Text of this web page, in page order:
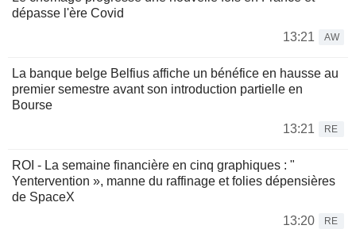
dépasse l'ère Covid
13:21
AW
La banque belge Belfius affiche un bénéfice en hausse au
premier semestre avant son introduction partielle en
Bourse
13:21
RE
ROI - La semaine financière en cinq graphiques : "
Yentervention », manne du raffinage et folies dépensières
de SpaceX
13:20
RE